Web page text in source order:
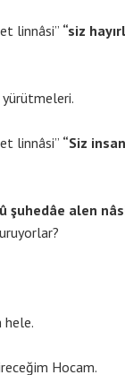
linnâsi” “siz
yürütmeleri.
linnâsi” “Siz
alen
hele.
Hocam.